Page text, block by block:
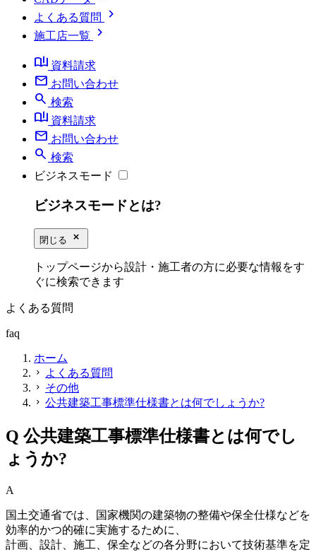
よくある質問 chevron_right
施工店一覧
chevron_right
book_ribbon 資料請求
mail お問い合わせ
search 検索
book_ribbon 資料請求
mail お問い合わせ
search 検索
ビジネスモード
ビジネスモードとは?
閉じる close_small
トップページから設計・施工者の方に必要な情報をす
ぐに検索できます
よくある質問
faq
ホーム
chevron_right よくある質問
chevron_right その他
chevron_right 公共建築工事標準仕様書とは何でしょうか?
Q 公共建築工事標準仕様書とは何でし
ょうか?
A
国土交通省では、国家機関の建築物の整備や保全仕様などを
効率的かつ的確に実施するために、
計画、設計、施工、保全などの各分野において技術基準を定